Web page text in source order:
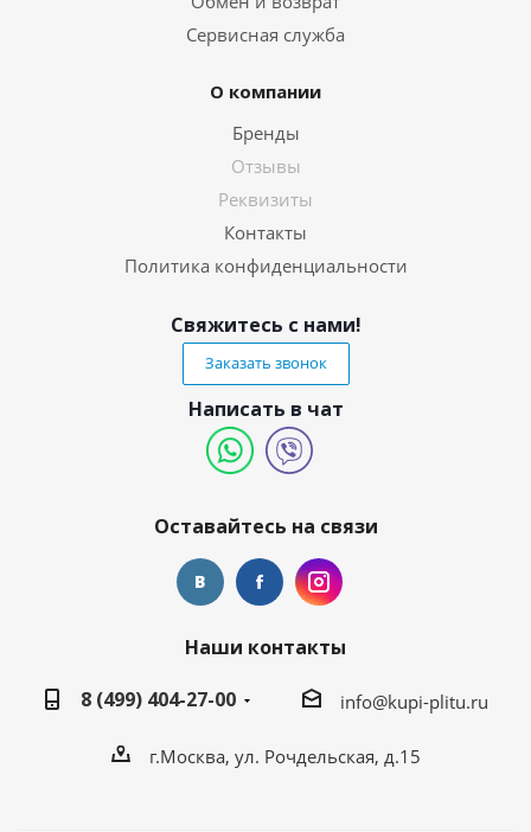
Сервисная служба
О компании
Бренды
Отзывы
Реквизиты
Контакты
Политика конфиденциальности
Свяжитесь с нами!
Заказать звонок
Написать в чат
Оставайтесь на связи
Наши контакты
8 (499) 404-27-00
info@kupi-plitu.ru
г.Москва, ул. Рочдельская, д.15